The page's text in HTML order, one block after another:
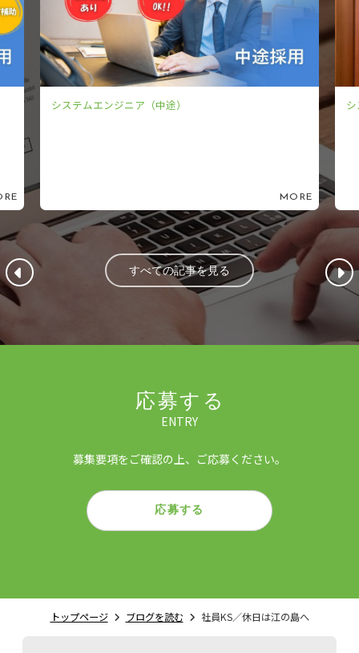
システムエンジニア（新卒）
MORE
すべての記事を見る
応募する
ENTRY
募集要項をご確認の上、ご応募ください。
応募する
トップページ ブログを読む 社員KS／休日は江の島へ